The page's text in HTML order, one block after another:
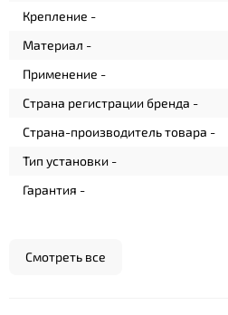
Крепление -
Материал -
Применение -
Страна регистрации бренда -
Страна-производитель товара -
Тип установки -
Гарантия -
Смотреть все